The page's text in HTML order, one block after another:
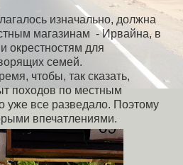
изначально, должна
магазинам - Ирвайна, в
окрестностям для
семей.
чтобы, так сказать,
походов по местным
уже все разведало. Поэтому
впечатлениями.